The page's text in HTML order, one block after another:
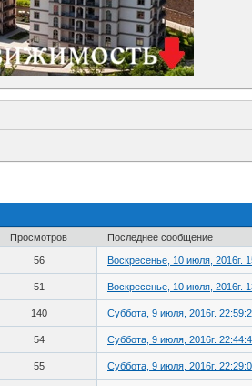
Просмотров Последнее сообщение
56 Воскресенье, 10 июля, 2016г.
51 Воскресенье, 10 июля, 2016г.
140 Суббота, 9 июля, 2016г.
54 Суббота, 9 июля, 2016г.
55 Суббота, 9 июля, 2016г.